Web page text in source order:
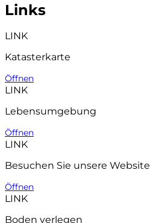
Links
LINK
Katasterkarte
Öffnen
LINK
Lebensumgebung
Öffnen
LINK
Besuchen Sie unsere Website
Öffnen
LINK
Boden verlegen